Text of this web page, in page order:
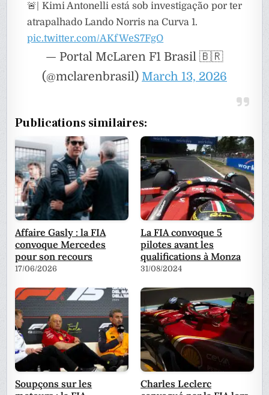
🚨| Kimi Antonelli está sob investigação por ter
atrapalhado Lando Norris na Curva 1.
pic.twitter.com/AKfWeS7FgO
— Portal McLaren F1 Brasil 🇧🇷
(@mclarenbrasil) March 13, 2026
Publications similaires:
Affaire Gasly : la FIA
convoque Mercedes
pour son recours
17/06/2026
La FIA convoque 5
pilotes avant les
qualifications à Monza
31/08/2024
Soupçons sur les
Charles Leclerc